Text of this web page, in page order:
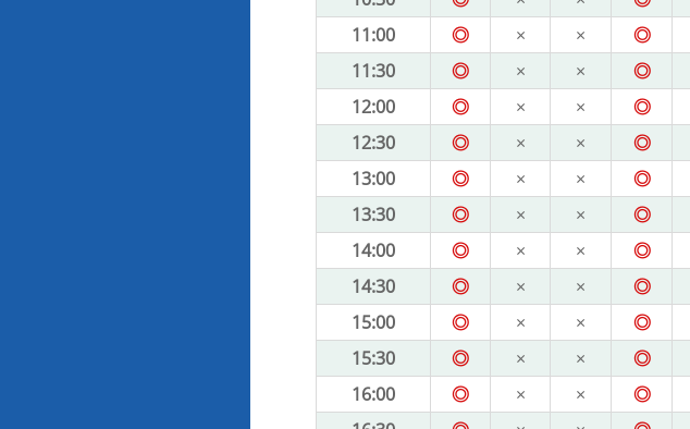
11:00
◎ × × ◎
11:30
◎ × × ◎
12:00
◎ × × ◎
12:30
◎ × × ◎
13:00
◎ × × ◎
13:30
◎ × × ◎
14:00
◎ × × ◎
14:30
◎ × × ◎
15:00
◎ × × ◎
15:30
◎ × × ◎
16:00
◎ × × ◎